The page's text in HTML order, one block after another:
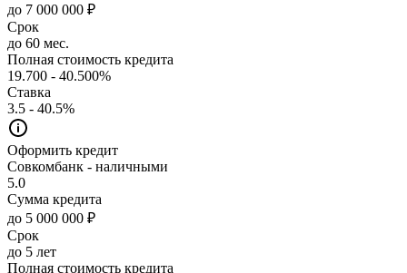
до 7 000 000 ₽
Срок
до 60 мес.
Полная стоимость кредита
19.700 - 40.500%
Ставка
3.5 - 40.5%
Оформить кредит
Совкомбанк - наличными
5.0
Сумма кредита
до 5 000 000 ₽
Срок
до 5 лет
Полная стоимость кредита